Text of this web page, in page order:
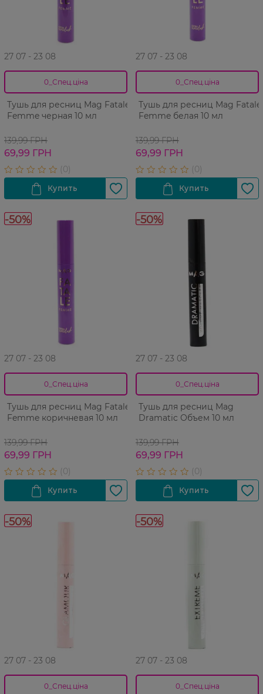
27 07 - 23 08
0_Спец.ціна
Тушь для ресниц Mag Fatale
Femme черная 10 мл
139,99 ГРН
69,99 ГРН
27 07 - 23 08
0_Спец.ціна
Тушь для ресниц Mag Fatale
Femme белая 10 мл
139,99 ГРН
69,99 ГРН
-50%
27 07 - 23 08
0_Спец.ціна
Тушь для ресниц Mag Fatale
Femme коричневая 10 мл
139,99 ГРН
69,99 ГРН
-50%
27 07 - 23 08
0_Спец.ціна
Тушь для ресниц Mag
Dramatic Объем 10 мл
139,99 ГРН
69,99 ГРН
-50%
27 07 - 23 08
0_Спец.ціна
-50%
27 07 - 23 08
0_Спец.ціна